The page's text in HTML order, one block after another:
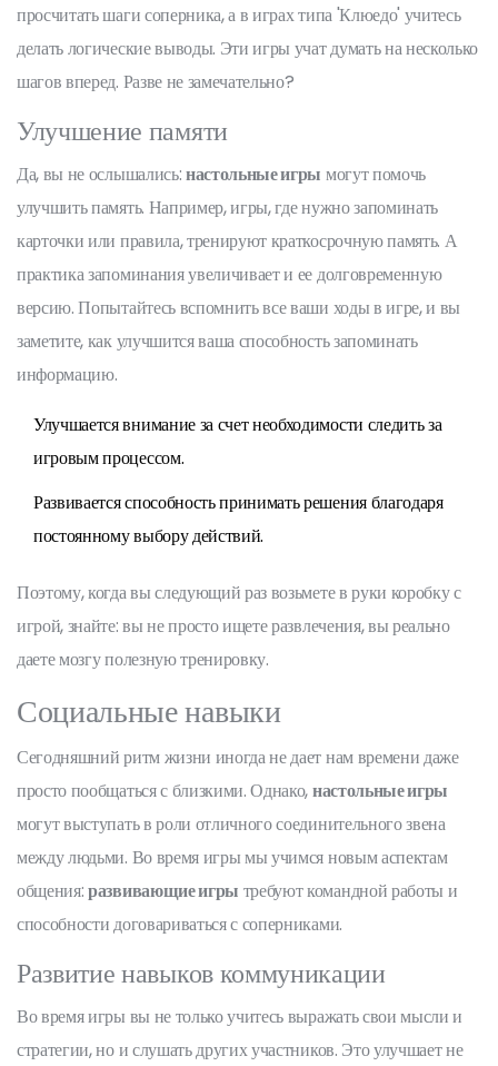
просчитать шаги соперника, а в играх типа 'Клюедо' учитесь
делать логические выводы. Эти игры учат думать на несколько
шагов вперед. Разве не замечательно?
Улучшение памяти
Да, вы не ослышались:настольные игры могут помочь
улучшить память. Например, игры, где нужно запоминать
карточки или правила, тренируют краткосрочную память. А
практика запоминания увеличивает и ее долговременную
версию. Попытайтесь вспомнить все ваши ходы в игре, и вы
заметите, как улучшится ваша способность запоминать
информацию.
Улучшается внимание за счет необходимости следить за
игровым процессом.
Развивается способность принимать решения благодаря
постоянному выбору действий.
Поэтому, когда вы следующий раз возьмете в руки коробку с
игрой, знайте: вы не просто ищете развлечения, вы реально
даете мозгу полезную тренировку.
Социальные навыки
Сегодняшний ритм жизни иногда не дает нам времени даже
просто пообщаться с близкими. Однако,настольные игры
могут выступать в роли отличного соединительного звена
между людьми. Во время игры мы учимся новым аспектам
общения:развивающие игры требуют командной работы и
способности договариваться с соперниками.
Развитие навыков коммуникации
Во время игры вы не только учитесь выражать свои мысли и
стратегии, но и слушать других участников. Это улучшает не